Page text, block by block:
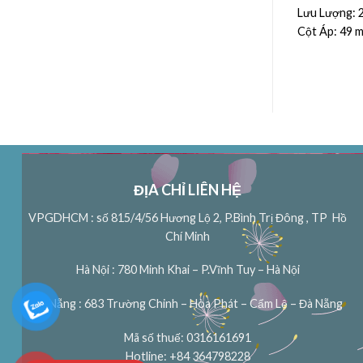
Lưu Lượng:
Cột Áp: 49 m
ĐỊA CHỈ LIÊN HỆ
VPGDHCM : số 815/4/56 Hương Lộ 2, P.Bình Trị Đông , TP Hồ
Chí Minh
Hà Nội : 780 Minh Khai – P.Vĩnh Tuy – Hà Nội
Đà Nẵng : 683 Trường Chinh – Hòa Phát – Cẩm Lệ – Đà Nẵng
Mã số thuế: 0316161691
Hotline: +84 364798228